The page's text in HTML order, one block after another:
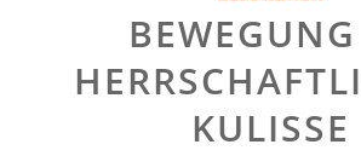
KULISSE